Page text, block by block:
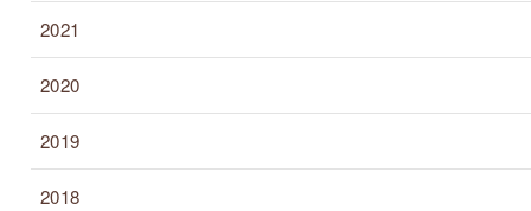
2021
2020
2019
2018